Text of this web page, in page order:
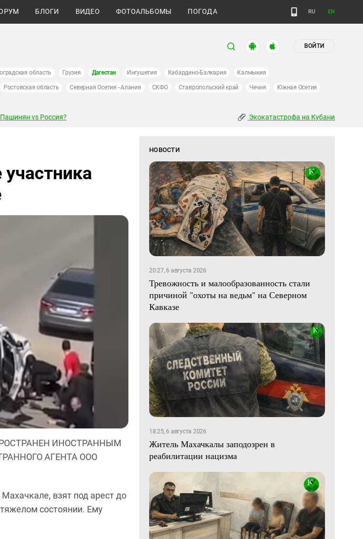
БЛОГИ ВИДЕО ФОТОАЛЬБОМЫ ПОГОДА RU EN
ВОЙТИ
область Грузия Дагестан Ингушетия Кабардино-Балкария Калмыкия
Ростовская область Северная Осетия - Алания СКФО Ставропольский край Чечня Южная Осетия
Пашинян vs Россия? Экокатастрофа на Кубани
ИНОСТРАННЫМ
АГЕНТА ООО
взят под арест до
состоянии. Ему
НОВОСТИ
20:27, 6 августа 2026
Тревожность и малообразованность стали
причиной "охоты на ведьм" на Северном
Кавказе
18:25, 6 августа 2026
Житель Махачкалы заподозрен в
реабилитации нацизма